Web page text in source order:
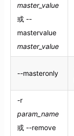
master_value
或 --
mastervalue
master_value
--masteronly
-r
param_name
或 --remove